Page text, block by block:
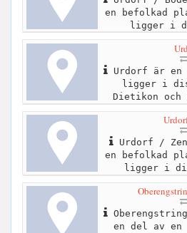
en befolkad
ligger i
Urdorf är en
ligger i
Dietikon och
Urdorf /
en befolkad
ligger i
en del av